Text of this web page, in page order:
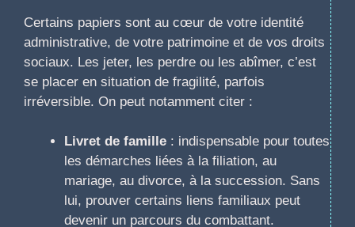
Certains papiers sont au cœur de votre identité
administrative, de votre patrimoine et de vos droits
sociaux. Les jeter, les perdre ou les abîmer, c’est
se placer en situation de fragilité, parfois
irréversible. On peut notamment citer :
Livret de famille : indispensable pour toutes
les démarches liées à la filiation, au
mariage, au divorce, à la succession. Sans
lui, prouver certains liens familiaux peut
devenir un parcours du combattant.